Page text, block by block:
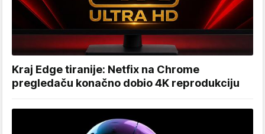
Kraj Edge tiranije: Netfix na Chrome
pregledaču konačno dobio 4K reprodukciju